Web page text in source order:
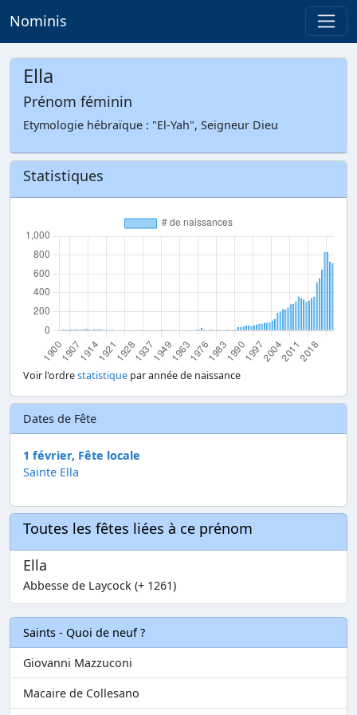
Nominis
Ella
Prénom féminin
Etymologie hébraïque : "El-Yah", Seigneur Dieu
Statistiques
Voir l'ordrestatistique par année de naissance
Dates de Fête
1 février, Fête locale
Sainte Ella
Toutes les fêtes liées à ce prénom
Ella
Abbesse de Laycock (+ 1261)
Saints - Quoi de neuf ?
Giovanni Mazzuconi
Macaire de Collesano